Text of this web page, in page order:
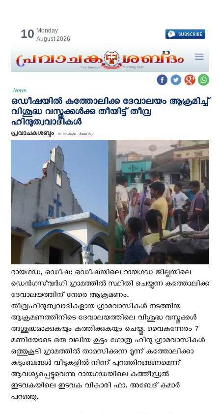
10 Monday
August 2026
News
ഒഡീഷയില്‍ കത്തോലിക്ക ദേവാലയം ആക്രമിച്ച്
വിശുദ്ധ വസ്തുക്കൾക്കു തീയിട്ട് തീവ്ര
ഹിന്ദുത്വവാദികള്‍
പ്രവാചകശബ്ദം 07-03-2026 - Saturday
റായഗഡ, ഒഡീഷ: ഒഡീഷയിലെ റായഗഡ ജില്ലയിലെ
ഡെൻഗസ്‌വർഗി ഗ്രാമത്തിൽ സ്ഥിതി ചെയ്യുന്ന കത്തോലിക്ക
ദേവാലയത്തിന് നേരെ ആക്രമണം.
തീവ്രഹിന്ദുത്വവാദികളായ ഗ്രാമവാസികൾ നടത്തിയ
ആക്രമണത്തിനിടെ ദേവാലയത്തിലെ വിശുദ്ധ വസ്തുക്കൾ
അശുദ്ധമാക്കുകയും കത്തിക്കുകയും ചെയ്തു. വൈകുന്നേരം 7
മണിയോടെ ഒരു വലിയ കൂട്ടം ഗോത്ര ഹിന്ദു ഗ്രാമവാസികൾ
ഒത്തുകൂടി ഗ്രാമത്തിൽ താമസിക്കുന്ന മൂന്ന് കത്തോലിക്കാ
കുടുംബങ്ങൾ വീടുകളിൽ നിന്ന് പുറത്തിറങ്ങണമെന്ന്
ആവശ്യപ്പെട്ടുവെന്നു റായഗഡയിലെ കത്തീഡ്രൽ
ഇടവകയിലെ ഇടവക വികാരി ഫാ. അബേദ് കുമാർ
പറഞ്ഞു.